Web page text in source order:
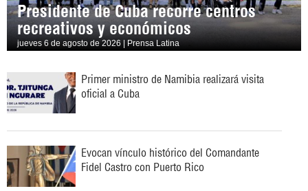
Presidente de Cuba recorre centros
recreativos y económicos
jueves 6 de agosto de 2026 | Prensa Latina
Primer ministro de Namibia realizará visita
oficial a Cuba
Evocan vínculo histórico del Comandante
Fidel Castro con Puerto Rico